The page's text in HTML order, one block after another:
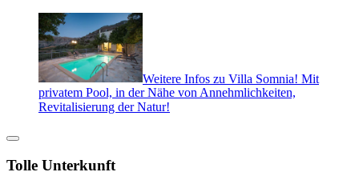
Weitere Infos zu Villa Somnia! Mit
privatem Pool, in der Nähe von Annehmlichkeiten,
Revitalisierung der Natur!
Tolle Unterkunft